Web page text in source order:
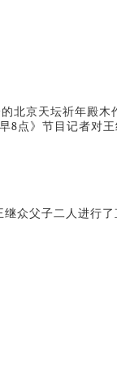
北京天坛祈年殿木
8 点》节目记者对
众父子二人进行